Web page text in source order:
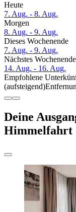
Heute
7. Aug. - 8. Aug.
Morgen
8. Aug. - 9. Aug.
Dieses Wochenende
7. Aug. - 9. Aug.
Nächstes Wochenende
14. Aug. - 16. Aug.
Empfohlene
(aufsteigend)
Deine
Himmelfahrt